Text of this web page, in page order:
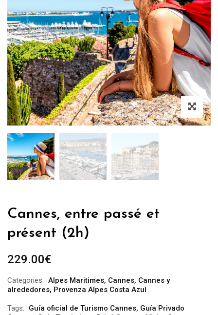
Cannes, entre passé et
présent (2h)
229.00€
Categories: Alpes Maritimes, Cannes, Cannes y
alrededores, Provenza Alpes Costa Azul
Tags: Guía oficial de Turismo Cannes, Guía Privado